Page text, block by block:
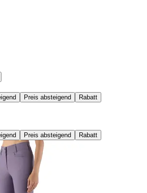
Preis absteigend Rabatt
Preis absteigend Rabatt